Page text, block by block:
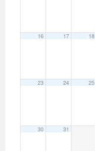
16 17 18
23 24 25
30 31